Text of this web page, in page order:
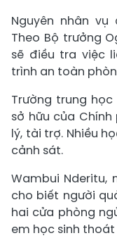
Nguyên nhân
Theo Bộ trưởng
sẽ điều tra việc
trình an toàn
Trường trung
sở hữu của
lý, tài trợ. Nhiều
cảnh sát.
Wambui Nderitu,
cho biết người
hai cửa phòng
em học sinh thoát